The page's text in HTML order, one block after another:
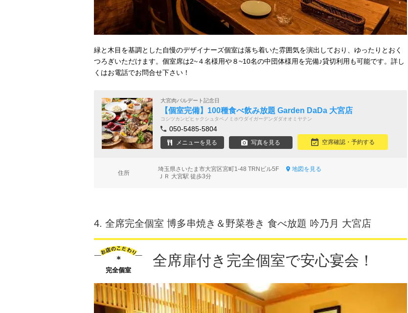
緑と木目を基調とした自慢のデザイナーズ個室は落ち着いた雰囲気を演出しており、ゆったりとおく
つろぎいただけます。個室席は2~４名様用や８~10名の中団体様用を完備♪貸切利用も可能です。詳し
くはお電話でお問合せ下さい！
大宮肉バルデート記念日
【個室完備】100種食べ飲み放題 Garden DaDa 大宮店
コシツカンビヒャクシュタベノミホウダイガーデンダダオオミヤテン
050-5485-5804
メニューを見る 写真を見る 空席確認・予約する
住所
埼玉県さいたま市大宮区宮町1-48 TRNビル5F
地図を見る
ＪＲ 大宮駅 徒歩3分
4. 全席完全個室 博多串焼き＆野菜巻き 食べ放題 吟乃月 大宮店
完全個室
全席扉付き完全個室で安心宴会！